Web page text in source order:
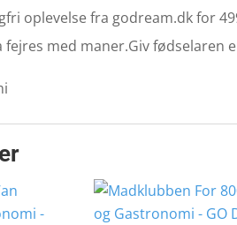
oplevelse fra godream.dk for
fejres med maner.Giv fødselaren